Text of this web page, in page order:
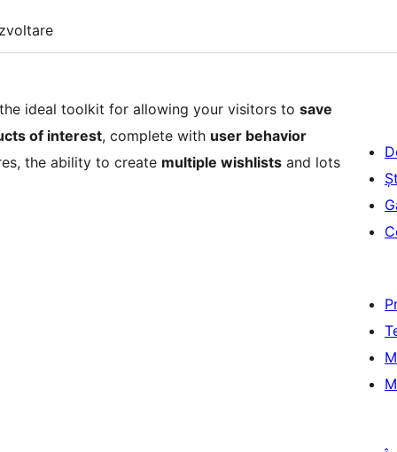
ideal toolkit for allowing your visitors to save
of interest, complete with user behavior
the ability to create multiple wishlists and lots